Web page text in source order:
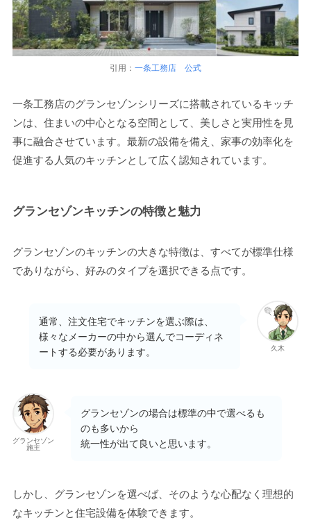
引用： 一条工務店 公式
一条工務店のグランセゾンシリーズに搭載されているキッチ
ンは、住まいの中心となる空間として、美しさと実用性を見
事に融合させています。最新の設備を備え、家事の効率化を
促進する人気のキッチンとして広く認知されています。
グランセゾンキッチンの特徴と魅力
グランセゾンのキッチンの大きな特徴は、すべてが標準仕様
でありながら、好みのタイプを選択できる点です。
久木
通常、注文住宅でキッチンを選ぶ際は、
様々なメーカーの中から選んでコーディネ
ートする必要があります。
グランセゾン
施主
グランセゾンの場合は標準の中で選べるも
のも多いから
統一性が出て良いと思います。
しかし、グランセゾンを選べば、そのような心配なく理想的
なキッチンと住宅設備を体験できます。